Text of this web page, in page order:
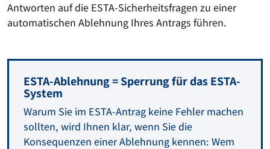
Antworten auf die ESTA-Sicherheitsfragen zu einer
automatischen Ablehnung Ihres Antrags führen.
ESTA-Ablehnung = Sperrung für das ESTA-
System
Warum Sie im ESTA-Antrag keine Fehler machen
sollten, wird Ihnen klar, wenn Sie die
Konsequenzen einer Ablehnung kennen: Wem